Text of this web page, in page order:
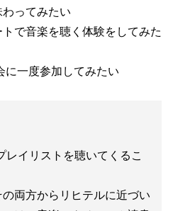
わってみたい
で音楽を聴く体験をしてみた
に一度参加してみたい
レイリストを聴いてくるこ
両方からリヒテルに近づい